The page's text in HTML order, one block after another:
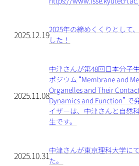
2025.12.192025年の締めくくりとして
した！
2025.11.08
中津さんが第48回日本分子
ポジウム “Membrane and
Organelles and Their
Dynamics and Function” で
イザーは、中津さんと自然
生です。
2025.10.31中津さんが東京理科大学に
た。